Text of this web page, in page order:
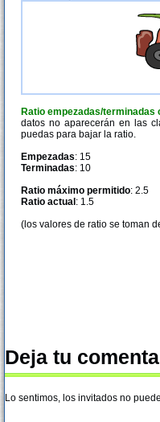
Ratio empezadas/terminadas
datos no aparecerán en las
puedas para bajar la ratio.
Empezadas: 15
Terminadas: 10
Ratio máximo permitido: 2.5
Ratio actual : 1.5
(los valores de ratio se toman
Deja tu
Lo sentimos, los invitados no